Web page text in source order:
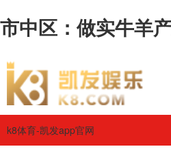
市中区：做实牛羊
k8体育-凯发app官网